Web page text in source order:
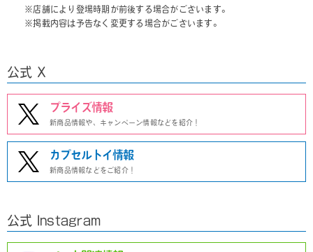
※店舗により登場時期が前後する場合がございます。
※掲載内容は予告なく変更する場合がございます。
公式 X
プライズ情報
新商品情報や、キャンペーン情報などを紹介！
カプセルトイ情報
新商品情報などをご紹介！
公式 Instagram